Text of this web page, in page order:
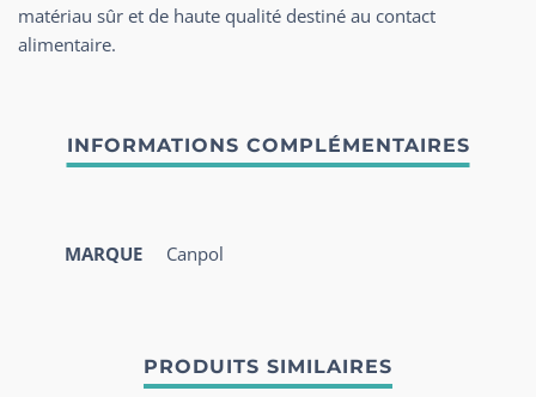
matériau sûr et de haute qualité destiné au contact
alimentaire.
MARQUE Canpol
PRODUITS SIMILAIRES